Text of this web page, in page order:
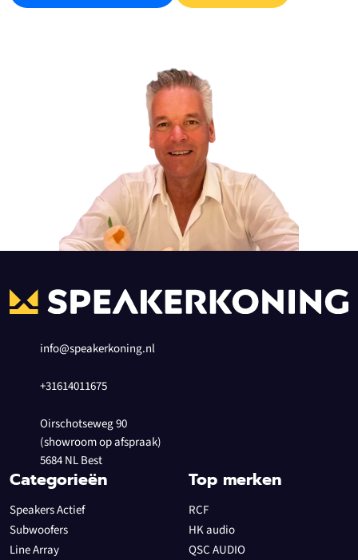
info@speakerkoning.nl
+31614011675
Oirschotseweg 90
(showroom op afspraak)
5684 NL Best
Categorieën
Speakers Actief
Subwoofers
Line Array
Top merken
RCF
HK audio
QSC AUDIO